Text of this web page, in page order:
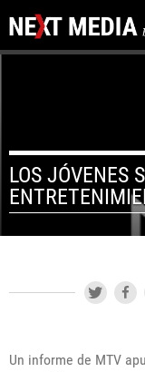
LOS JÓVENES
Un informe de MTV